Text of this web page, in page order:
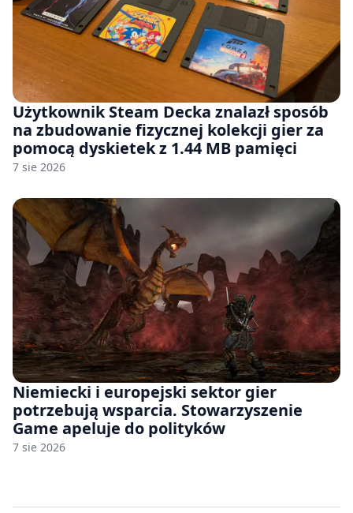
Użytkownik Steam Decka znalazł sposób
na zbudowanie fizycznej kolekcji gier za
pomocą dyskietek z 1.44 MB pamięci
7 sie 2026
Niemiecki i europejski sektor gier
potrzebują wsparcia. Stowarzyszenie
Game apeluje do polityków
7 sie 2026